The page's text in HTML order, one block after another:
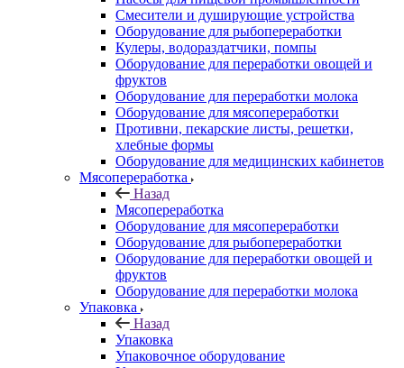
Смесители и душирующие устройства
Оборудование для рыбопереработки
Кулеры, водораздатчики, помпы
Оборудование для переработки овощей и
фруктов
Оборудование для переработки молока
Оборудование для мясопереработки
Противни, пекарские листы, решетки,
хлебные формы
Оборудование для медицинских кабинетов
Мясопереработка
Назад
Мясопереработка
Оборудование для мясопереработки
Оборудование для рыбопереработки
Оборудование для переработки овощей и
фруктов
Оборудование для переработки молока
Упаковка
Назад
Упаковка
Упаковочное оборудование